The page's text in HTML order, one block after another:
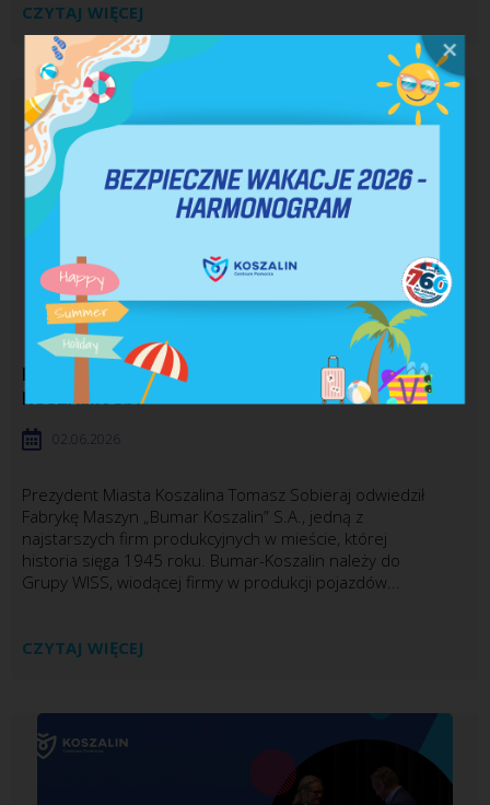
CZYTAJ WIĘCEJ
PREZYDENT KOSZALINA Z WIZYTĄ W BUMAR-
KOSZALIN S.A.
02.06.2026
Prezydent Miasta Koszalina Tomasz Sobieraj odwiedził
Fabrykę Maszyn „Bumar Koszalin” S.A., jedną z
najstarszych firm produkcyjnych w mieście, której
historia sięga 1945 roku. Bumar-Koszalin należy do
Grupy WISS, wiodącej firmy w produkcji pojazdów...
CZYTAJ WIĘCEJ